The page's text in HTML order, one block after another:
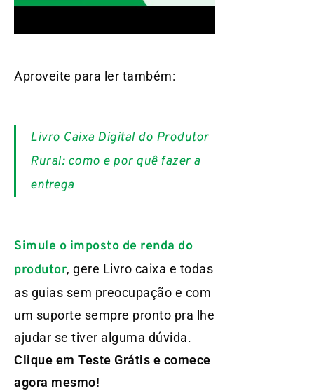
Aproveite para ler também:
Livro Caixa Digital do Produtor
Rural: como e por quê fazer a
entrega
Simule o imposto de renda do
produtor, gere Livro caixa e todas
as guias sem preocupação e com
um suporte sempre pronto pra lhe
ajudar se tiver alguma dúvida.
Clique em Teste Grátis e comece
agora mesmo!